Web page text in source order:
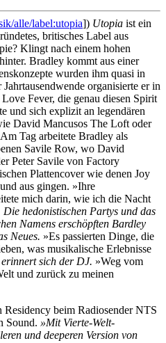
alle/label:utopia]) Utopia ist ein
britisches Label aus
Klingt nach einem hohen
Bradley kommt aus einer
wurden ihm quasi in
organisierte er in
Fever, die genau diesen Spirit
und sich explizit an legendären
David Mancusos The Loft oder
Tag arbeitete Bradley als
Savile Row, wo David
Peter Savile von Factory
Plattencover wie denen Joy
aus gingen. »Ihre
mich darin, wie ich die Nacht
Die hedonistischen Partys und das
Namens erschöpften Bardley
Neues. »Es passierten Dinge, die
was musikalische Erlebnisse
, erinnert sich der DJ. »Weg vom
und zurück zu meinen
Residency beim Radiosender NTS
Sound. »Mit Vierte-Welt-
und deeperen Version von